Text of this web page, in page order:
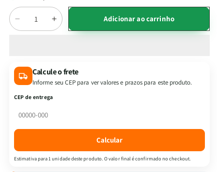
Quantidade
Diminuir
a
Pintadinha
-
Passatempos
|
Aumentar
a
Pintadinha
-
Adicionar ao carrinho
Calcule o frete
Informe seu CEP para ver valores e prazos para este produto.
CEP de entrega
Calcular
Estimativa para 1 unidade deste produto. O valor final é confirmado no checkout.